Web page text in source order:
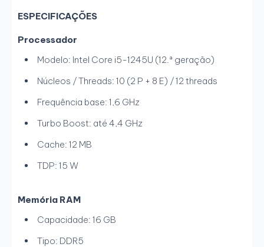
ESPECIFICAÇÕES
Processador
Modelo: Intel Core i5-1245U (12.ª geração)
Núcleos / Threads: 10 (2 P + 8 E) / 12 threads
Frequência base: 1,6 GHz
Turbo Boost: até 4,4 GHz
Cache: 12 MB
TDP: 15 W
Memória RAM
Capacidade: 16 GB
Tipo: DDR5